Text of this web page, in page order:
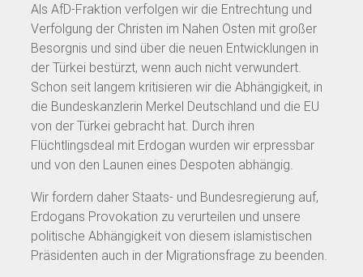
Als AfD-Fraktion verfolgen wir die Entrechtung und
Verfolgung der Christen im Nahen Osten mit großer
Besorgnis und sind über die neuen Entwicklungen in
der Türkei bestürzt, wenn auch nicht verwundert.
Schon seit langem kritisieren wir die Abhängigkeit, in
die Bundeskanzlerin Merkel Deutschland und die EU
von der Türkei gebracht hat. Durch ihren
Flüchtlingsdeal mit Erdogan wurden wir erpressbar
und von den Launen eines Despoten abhängig.
Wir fordern daher Staats- und Bundesregierung auf,
Erdogans Provokation zu verurteilen und unsere
politische Abhängigkeit von diesem islamistischen
Präsidenten auch in der Migrationsfrage zu beenden.